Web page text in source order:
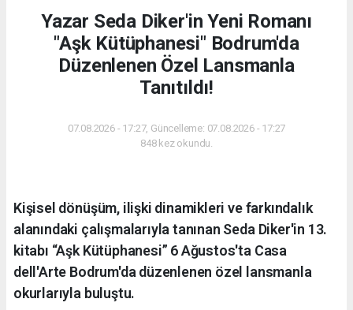
Yazar Seda Diker'in Yeni Romanı
"Aşk Kütüphanesi" Bodrum'da
Düzenlenen Özel Lansmanla
Tanıtıldı!
07.08.2026 - 17:27, Güncelleme: 07.08.2026 - 17:27
848 kez okundu.
Kişisel dönüşüm, ilişki dinamikleri ve farkındalık
alanındaki çalışmalarıyla tanınan Seda Diker'in 13.
kitabı “Aşk Kütüphanesi” 6 Ağustos'ta Casa
dell'Arte Bodrum'da düzenlenen özel lansmanla
okurlarıyla buluştu.